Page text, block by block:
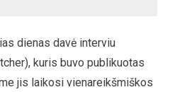
dienas davė interviu
kuris buvo publikuotas
jis laikosi vienareikšmiškos